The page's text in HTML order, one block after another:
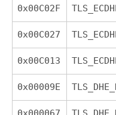
0x00C02F
0x00C027
0x00C013
0x00009E